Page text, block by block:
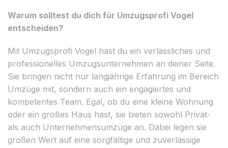
Warum solltest du dich für Umzugsprofi Vogel
entscheiden?
Mit Umzugsprofi Vogel hast du ein verlässliches und
professionelles Umzugsunternehmen an deiner Seite.
Sie bringen nicht nur langjährige Erfahrung im Bereich
Umzüge mit, sondern auch ein engagiertes und
kompetentes Team. Egal, ob du eine kleine Wohnung
oder ein großes Haus hast, sie bieten sowohl Privat-
als auch Unternehmensumzüge an. Dabei legen sie
großen Wert auf eine sorgfältige und zuverlässige